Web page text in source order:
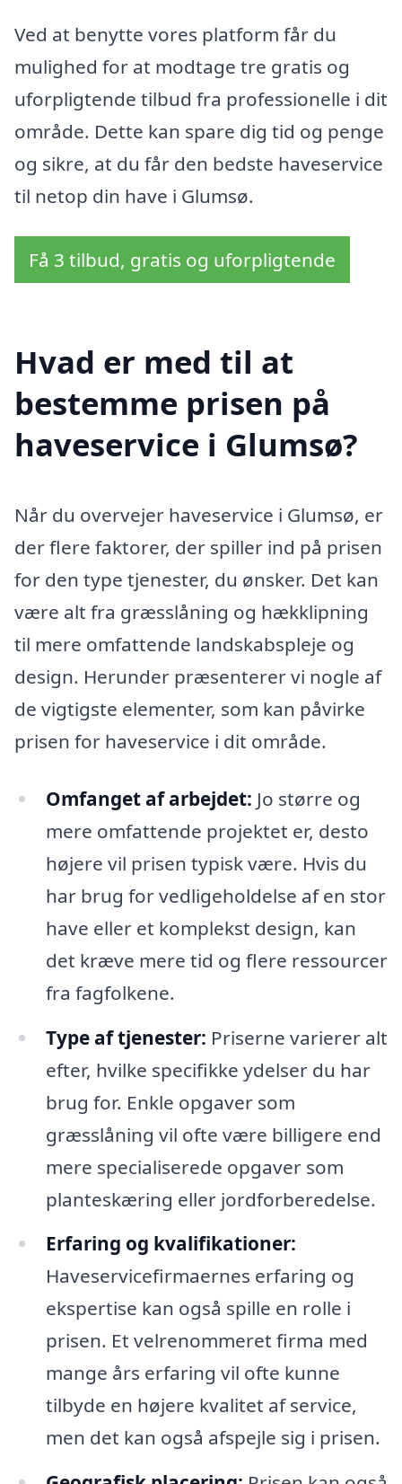
Ved at benytte vores platform får du
mulighed for at modtage tre gratis og
uforpligtende tilbud fra professionelle i dit
område. Dette kan spare dig tid og penge
og sikre, at du får den bedste haveservice
til netop din have i Glumsø.
Få 3 tilbud, gratis og uforpligtende
Hvad er med til at
bestemme prisen på
haveservice i Glumsø?
Når du overvejer haveservice i Glumsø, er
der flere faktorer, der spiller ind på prisen
for den type tjenester, du ønsker. Det kan
være alt fra græsslåning og hækklipning
til mere omfattende landskabspleje og
design. Herunder præsenterer vi nogle af
de vigtigste elementer, som kan påvirke
prisen for haveservice i dit område.
Omfanget af arbejdet: Jo større og
mere omfattende projektet er, desto
højere vil prisen typisk være. Hvis du
har brug for vedligeholdelse af en stor
have eller et komplekst design, kan
det kræve mere tid og flere ressourcer
fra fagfolkene.
Type af tjenester: Priserne varierer alt
efter, hvilke specifikke ydelser du har
brug for. Enkle opgaver som
græsslåning vil ofte være billigere end
mere specialiserede opgaver som
planteskæring eller jordforberedelse.
Erfaring og kvalifikationer:
Haveservicefirmaernes erfaring og
ekspertise kan også spille en rolle i
prisen. Et velrenommeret firma med
mange års erfaring vil ofte kunne
tilbyde en højere kvalitet af service,
men det kan også afspejle sig i prisen.